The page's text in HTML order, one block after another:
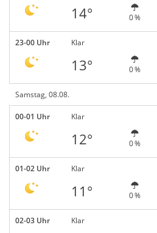
14° 0 %
23-00 Uhr Klar
13° 0 %
Samstag, 08.08.
00-01 Uhr Klar
12° 0 %
01-02 Uhr Klar
11° 0 %
02-03 Uhr Klar